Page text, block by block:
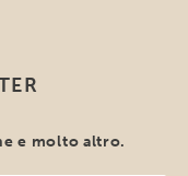
e molto altro.